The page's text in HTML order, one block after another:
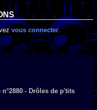
vous connecter.
- Drôles de p'tits